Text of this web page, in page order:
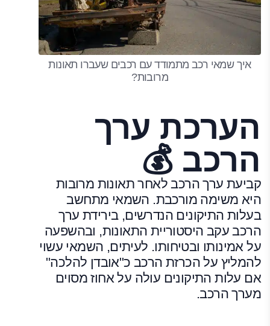
איך שמאי רכב מתמודד עם רכבים שעברו תאונות
מרובות?
הערכת ערך
הרכב 💰
קביעת ערך הרכב לאחר תאונות מרובות
היא משימה מורכבת. השמאי מתחשב
בעלות התיקונים הנדרשים, בירידת ערך
הרכב עקב היסטוריית התאונות, ובהשפעה
על אמינותו ובטיחותו. לעיתים, השמאי עשוי
להמליץ על הכרזת הרכב כ"אובדן להלכה"
אם עלות התיקונים עולה על אחוז מסוים
מערך הרכב.